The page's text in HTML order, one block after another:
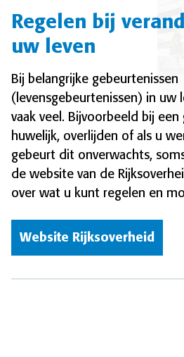
Regelen bij
uw leven
Bij belangrijke gebeurtenissen
(levensgebeurtenissen) in uw
vaak veel. Bijvoorbeeld bij
huwelijk, overlijden of als u
gebeurt dit onverwachts,
de website van de
over wat u kunt regelen en
Website Rijksoverheid